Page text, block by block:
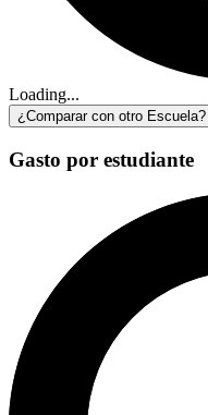
Loading...
¿Comparar con otro Escuela?
Gasto por estudiante